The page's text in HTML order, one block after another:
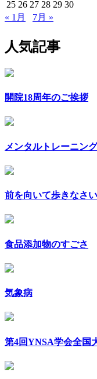
25 26 27 28 29 30
« 1月
7月 »
人気記事
開院18周年のご挨拶
メンタルトレーニン
前を向いて歩きなさい
食品添加物のすごさ
気象病
第4回YNSA学会全国